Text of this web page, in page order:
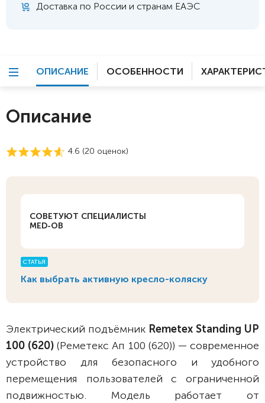
Доставка по России и странам ЕАЭС
ОПИСАНИЕ ОСОБЕННОСТИ
Описание
4.6 (20 оценок)
СОВЕТУЮТ СПЕЦИАЛИСТЫ
MED-OB
СТАТЬЯ
Как выбрать активную кресло-коляску
Электрический подъёмник Remetex Standing UP
100 (620) (Реметекс Ап 100 (620)) — современное
устройство для безопасного и удобного
перемещения пользователей с ограниченной
подвижностью. Модель работает от